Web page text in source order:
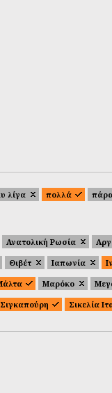
λίγα πολλά
Ανατολική Ρωσία
Θιβέτ Ιαπωνία
Μαρόκο
Σιγκαπούρη Σικελία